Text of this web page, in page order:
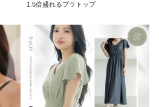
1.5倍盛れるブラトップ